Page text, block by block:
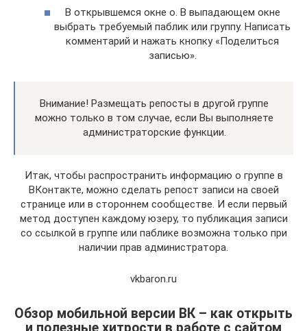
В открывшемся окне о. В выпадающем окне
выбрать требуемый паблик или группу. Написать
комментарий и нажать кнопку «Поделиться
записью».
Внимание! Размещать репосты в другой группе
можно только в том случае, если Вы выполняете
администраторские функции.
Итак, чтобы распространить информацию о группе в
ВКонтакте, можно сделать репост записи на своей
странице или в стороннем сообществе. И если первый
метод доступен каждому юзеру, то публикация записи
со ссылкой в группе или паблике возможна только при
наличии прав администратора.
vkbaron.ru
Обзор мобильной версии ВК – как открыть